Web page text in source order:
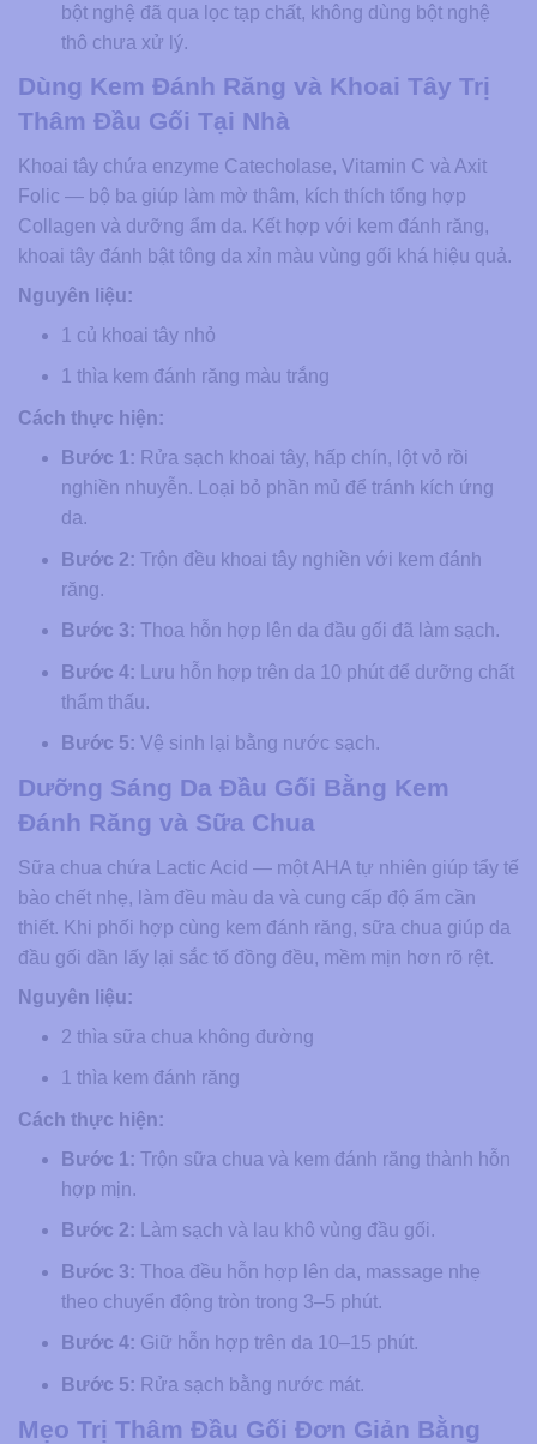
bột nghệ đã qua lọc tạp chất, không dùng bột nghệ
thô chưa xử lý.
Dùng Kem Đánh Răng và Khoai Tây Trị
Thâm Đầu Gối Tại Nhà
Khoai tây chứa enzyme Catecholase, Vitamin C và Axit
Folic — bộ ba giúp làm mờ thâm, kích thích tổng hợp
Collagen và dưỡng ẩm da. Kết hợp với kem đánh răng,
khoai tây đánh bật tông da xỉn màu vùng gối khá hiệu quả.
Nguyên liệu:
1 củ khoai tây nhỏ
1 thìa kem đánh răng màu trắng
Cách thực hiện:
Bước 1: Rửa sạch khoai tây, hấp chín, lột vỏ rồi
nghiền nhuyễn. Loại bỏ phần mủ để tránh kích ứng
da.
Bước 2: Trộn đều khoai tây nghiền với kem đánh
răng.
Bước 3: Thoa hỗn hợp lên da đầu gối đã làm sạch.
Bước 4: Lưu hỗn hợp trên da 10 phút để dưỡng chất
thẩm thấu.
Bước 5: Vệ sinh lại bằng nước sạch.
Dưỡng Sáng Da Đầu Gối Bằng Kem
Đánh Răng và Sữa Chua
Sữa chua chứa Lactic Acid — một AHA tự nhiên giúp tẩy tế
bào chết nhẹ, làm đều màu da và cung cấp độ ẩm cần
thiết. Khi phối hợp cùng kem đánh răng, sữa chua giúp da
đầu gối dần lấy lại sắc tố đồng đều, mềm mịn hơn rõ rệt.
Nguyên liệu:
2 thìa sữa chua không đường
1 thìa kem đánh răng
Cách thực hiện:
Bước 1: Trộn sữa chua và kem đánh răng thành hỗn
hợp mịn.
Bước 2: Làm sạch và lau khô vùng đầu gối.
Bước 3: Thoa đều hỗn hợp lên da, massage nhẹ
theo chuyển động tròn trong 3–5 phút.
Bước 4: Giữ hỗn hợp trên da 10–15 phút.
Bước 5: Rửa sạch bằng nước mát.
Mẹo Trị Thâm Đầu Gối Đơn Giản Bằng